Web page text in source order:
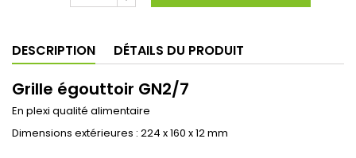
DESCRIPTION DÉTAILS DU PRODUIT
Grille égouttoir GN2/7
En plexi qualité alimentaire
Dimensions extérieures : 224 x 160 x 12 mm